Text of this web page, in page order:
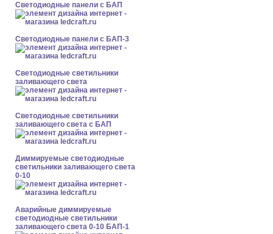
Cветодиодные панели с БАП
Cветодиодные панели с БАП-3
Светодиодные светильники
заливающего света
Светодиодные светильники
заливающего света с БАП
Диммируемые светодиодные
светильники заливающего света
0-10
Аварийные диммируемые
светодиодные светильники
заливающего света 0-10 БАП-1